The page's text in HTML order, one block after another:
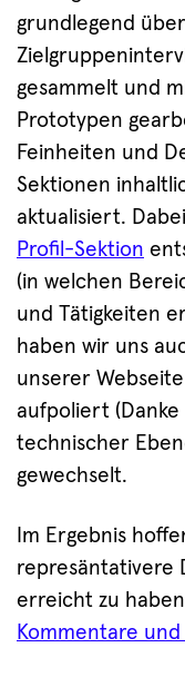
grundlegend
gesammelt und
Prototypen
Feinheiten und
Sektionen
aktualisiert.
Profil-Sektion
(in welchen
und Tätigkeiten
haben wir uns
unserer
aufpoliert (Danke
technischer
gewechselt.
Im Ergebnis
represäntativere
erreicht zu
Kommentare